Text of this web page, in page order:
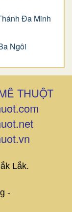
Đa Minh
Ngôi
THUỘT
Lắk.
-